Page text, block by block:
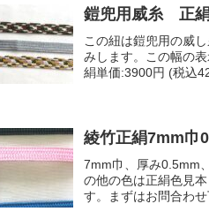
鎧兜用威糸 正
この紐は鎧兜用の威
みします。この幅の
絹単価:3900円 (税込
綾竹正絹7mm巾
7mm巾、厚み0.5mm
の他の色は正絹色見
す。まずはお問合わせ